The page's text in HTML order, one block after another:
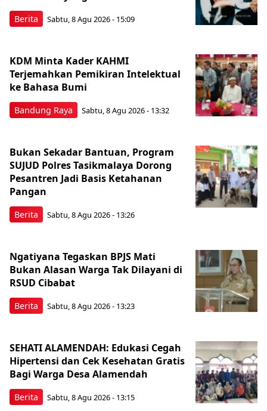
Berita Sabtu, 8 Agu 2026 - 15:09
Bandung Raya
KDM Minta Kader KAHMI
Terjemahkan Pemikiran Intelektual
ke Bahasa Bumi
Sabtu, 8 Agu 2026 - 13:32
Berita
Bukan Sekadar Bantuan, Program
SUJUD Polres Tasikmalaya Dorong
Pesantren Jadi Basis Ketahanan
Pangan
Sabtu, 8 Agu 2026 - 13:26
Berita
Ngatiyana Tegaskan BPJS Mati
Bukan Alasan Warga Tak Dilayani di
RSUD Cibabat
Sabtu, 8 Agu 2026 - 13:23
Berita
SEHATI ALAMENDAH: Edukasi Cegah
Hipertensi dan Cek Kesehatan Gratis
Bagi Warga Desa Alamendah
Sabtu, 8 Agu 2026 - 13:15